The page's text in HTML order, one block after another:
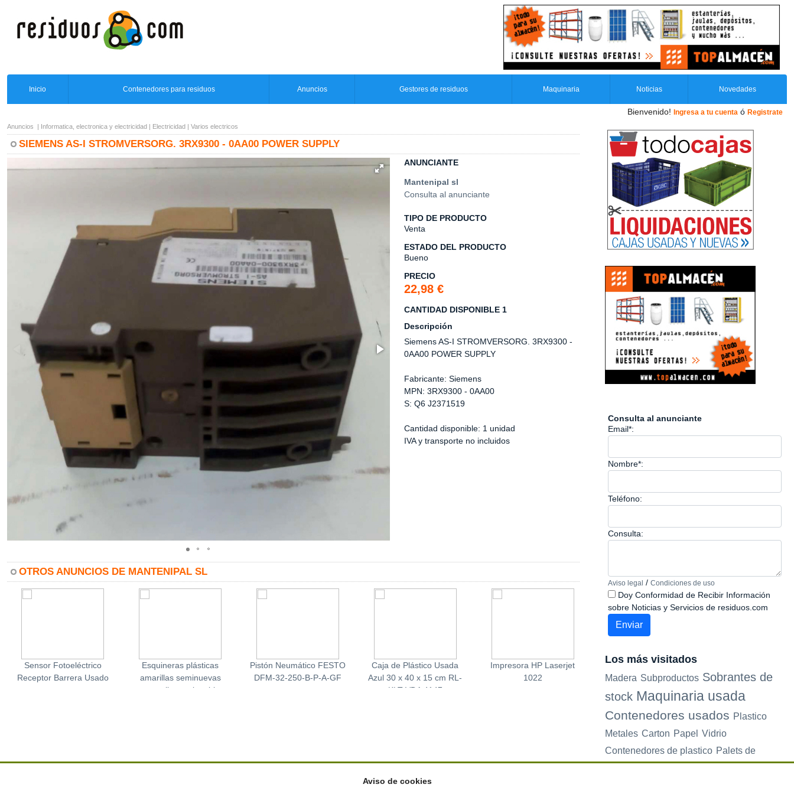
Inicio Contenedores para residuos Anuncios Gestores de residuos Maquinaria Noticias Novedades
Bienvenido! Ingresa a tu cuenta ó Registrate
Anuncios | Informatica, electronica y electricidad | Electricidad | Varios electricos
SIEMENS AS-I STROMVERSORG. 3RX9300 - 0AA00 POWER SUPPLY
ANUNCIANTE
Mantenipal sl
Consulta al anunciante
TIPO DE PRODUCTO
Venta
ESTADO DEL PRODUCTO
Bueno
PRECIO
22,98 €
CANTIDAD DISPONIBLE 1
Descripción
Siemens AS-I STROMVERSORG. 3RX9300 -
0AA00 POWER SUPPLY
Fabricante: Siemens
MPN: 3RX9300 - 0AA00
S: Q6 J2371519
Cantidad disponible: 1 unidad
IVA y transporte no incluidos
OTROS ANUNCIOS DE MANTENIPAL SL
Sensor Fotoeléctrico
Receptor Barrera Usado
Esquineras plásticas
amarillas seminuevas
para collares plegables
Pistón Neumático FESTO
DFM-32-250-B-P-A-GF
Caja de Plástico Usada
Azul 30 x 40 x 15 cm RL-
KLT VDA 4147
Impresora HP Laserjet
1022
Sensor Fotoeléctrico
Receptor Barrera Usado
amarillas
para collares
Consulta al anunciante
Email*:
Nombre*:
Teléfono:
Consulta:
Aviso legal / Condiciones de uso
Doy Conformidad de Recibir Información
sobre Noticias y Servicios de residuos.com
Los más visitados
Madera Subproductos Sobrantes de
stock Maquinaria usada
Contenedores usados Plastico
Metales Carton Papel Vidrio
Contenedores de plastico Palets de
Aviso de cookies